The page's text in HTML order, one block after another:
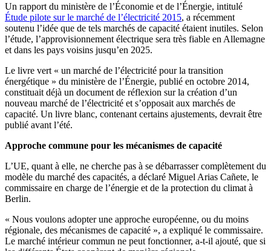
Un rapport du ministère de l’Économie et de l’Énergie, intitulé
Étude pilote sur le marché de l’électricité 2015, a récemment
soutenu l’idée que de tels marchés de capacité étaient inutiles. Selon
l’étude, l’approvisionnement électrique sera très fiable en Allemagne
et dans les pays voisins jusqu’en 2025.
Le livre vert « un marché de l’électricité pour la transition
énergétique » du ministère de l’Énergie, publié en octobre 2014,
constituait déjà un document de réflexion sur la création d’un
nouveau marché de l’électricité et s’opposait aux marchés de
capacité. Un livre blanc, contenant certains ajustements, devrait être
publié avant l’été.
Approche commune pour les mécanismes de capacité
L’UE, quant à elle, ne cherche pas à se débarrasser complètement du
modèle du marché des capacités, a déclaré Miguel Arias Cañete, le
commissaire en charge de l’énergie et de la protection du climat à
Berlin.
« Nous voulons adopter une approche européenne, ou du moins
régionale, des mécanismes de capacité », a expliqué le commissaire.
Le marché intérieur commun ne peut fonctionner, a-t-il ajouté, que si